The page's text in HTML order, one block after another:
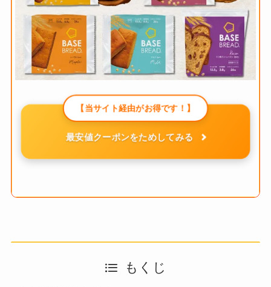
【当サイト経由がお得です！】
最安値クーポンをためしてみる
もくじ